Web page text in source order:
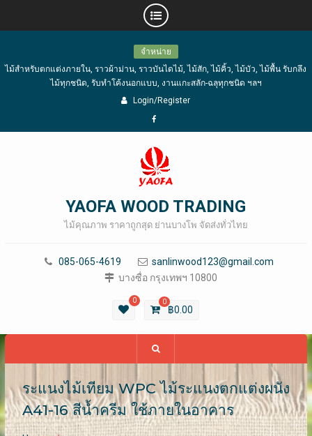
content
จำหน่าย
ไม้สำหรับตกแต่งภายใน, ราวผ้าม่าน, ราวบันไดไม้, ไม้สัก, ไม้คิ้ว, ไม้บัว, ไม้พื้น รับกลึง
ไม้ทุกชนิด, รับทำโค้งนอกแบบ, งานแกะสลัก-ฉลุทุกชนิด ฯลฯ
Login/Register
Facebook
YAOFA WOOD TRADING
ไม้คุณภาพ ราคาถูกสุด ย่านบางโพ จัดส่งทั่วไทย
085-065-4619
sanlinwood123@gmail.com
บางซื่อ กรุงเทพฯ 10800
0 0
฿0.00
ระแนงไม้เทียม WPC ไม้ระแนงตกแต่งผนัง
A41-16 สีน้ำครีม ใช้ภายในอาคาร